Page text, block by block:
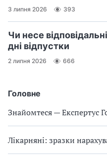
Головне
Знайомтеся — Експертус
Лікарняні: зразки
3 липня 2026 393
Чи несе
дні відпустки
2 липня 2026 666